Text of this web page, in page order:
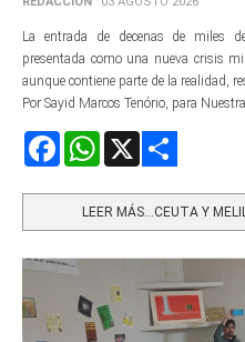
La entrada de decenas de miles
presentada como una nueva crisis
aunque contiene parte de la realidad,
Por Sayid Marcos Tenório, para
FacebookWhatsApp
LEER MÁS…CEUTA Y